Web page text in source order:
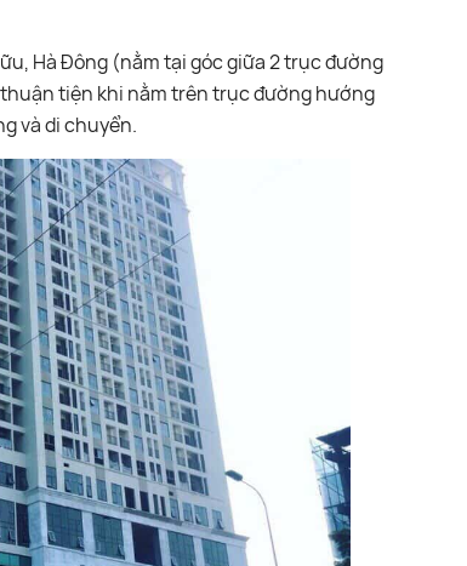
Hà Đông (nằm tại góc giữa 2 trục đường
thuận tiện khi nằm trên trục đường hướng
và di chuyển.